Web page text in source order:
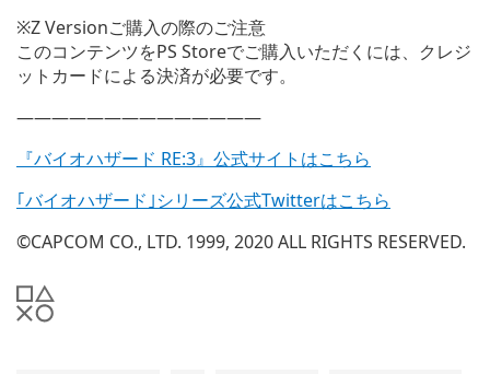
※Z Versionご購入の際のご注意
このコンテンツをPS Storeでご購入いただくには、クレジ
ットカードによる決済が必要です。
——————————————
『バイオハザード RE:3』公式サイトはこちら
｢バイオハザード｣シリーズ公式Twitterはこちら
©CAPCOM CO., LTD. 1999, 2020 ALL RIGHTS RESERVED.